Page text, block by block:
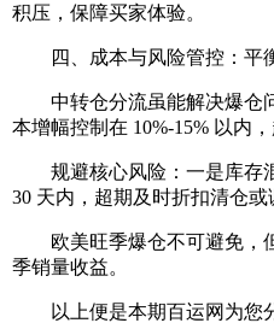
积压，保障买家体验。
四、成本与风险管控：平
中转仓分流虽能解决爆仓问
本增幅控制在 10%-15% 以内
规避核心风险：一是库存混
30 天内，超期及时折扣清仓或
欧美旺季爆仓不可避免，但
季销量收益。
以上便是本期百运网为您分